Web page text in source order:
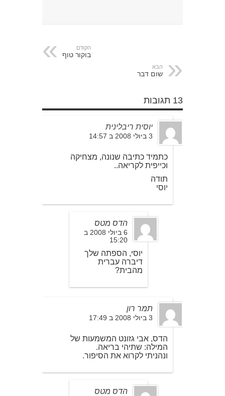
הקודם
בוקור טוף
הבא
שום דבר
13 תגובות
יוסית ריבלינית
3 ביולי 2008 ב 14:57
כתמיד כתיבה שנונה, מצחיקה
וכייפית לקריאה..
תודה
יוסי
הדס מטס
6 ביולי 2008 ב
15:20
יוסי, הספתה שלך
דיברה עברית
מהבית?
תמר רון
3 ביולי 2008 ב 17:49
הדס, אבי גזונט המשמעות של
המילה: שתיהי בריאה.
ונהניתי לקרוא את הסיפור.
הדס מטס